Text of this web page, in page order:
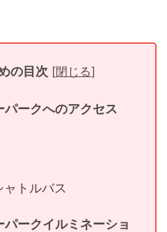
の目次 [閉じる]
パークへのアクセス
トルバス
ークイルミネーショ